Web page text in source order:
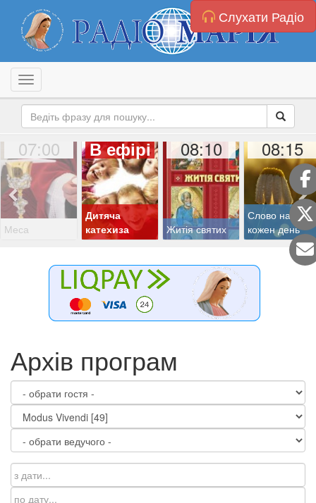
Слухати Радіо
Toggle navigation
07:00
Меса
В ефірі
Дитяча
катехиза
08:10
Житія святих
08:15
Слово на
кожен день
Архів програм